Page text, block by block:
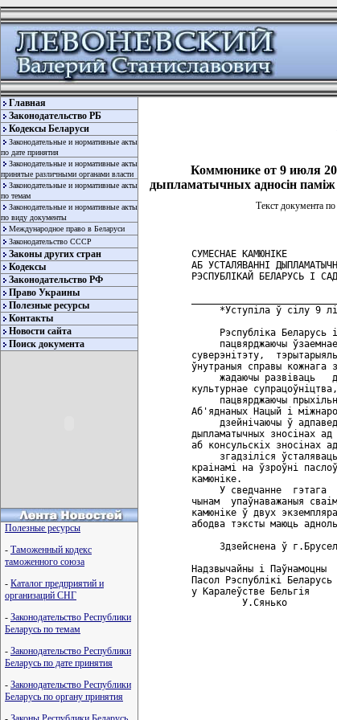
Главная
Законодательство РБ
Кодексы Беларуси
Законодательные и нормативные акты
по дате принятия
Законодательные и нормативные акты
принятые различными органами власти
Законодательные и нормативные акты
по темам
Законодательные и нормативные акты
по виду документы
Международное право в Беларуси
Законодательство СССР
Законы других стран
Кодексы
Законодательство РФ
Право Украины
Полезные ресурсы
Контакты
Новости сайта
Поиск документа
Полезные ресурсы
- Таможенный кодекс
таможенного союза
- Каталог предприятий и
организаций СНГ
- Законодательство Республики
Беларусь по темам
- Законодательство Республики
Беларусь по дате принятия
- Законодательство Республики
Беларусь по органу принятия
Коммюнике от 9 июля
дыпламатычных адносiн
Текст документа
СУМЕСНАЕ КАМЮНIКЕ
АБ УСТАЛЯВАННI
РЭСПУБЛIКАЙ БЕЛАРУСЬ I
*Уступiла ў сiлу 9
Рэспублiка Беларусь
пацвярджаючы
суверэнiтэту,
ўнутраныя справы кожнага
жадаючы развiваць
культурнае супрацоўнiцтва,
пацвярджаючы
Аб'яднаных Нацый i
дзейнiчаючы ў
дыпламатычных зносiнах
аб консульскiх зносiнах
згадзiлiся
краiнамi на ўзроўнi
камюнiке.
У сведчанне  гэтага
чынам  упаўнаважаныя
камюнiке ў двух
абодва тэксты маюць
Здзейснена ў
Надзвычайны i
Пасол Рэспублiкi
у Каралеўстве Бельгiя
У.Сянько